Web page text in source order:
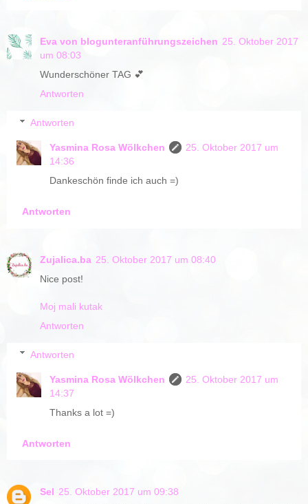
Eva von blogunteranführungszeichen 25. Oktober 2017
um 08:03
Wunderschöner TAG 💕
Antworten
Antworten
Yasmina Rosa Wölkchen
25. Oktober 2017 um
14:36
Dankeschön finde ich auch =)
Antworten
Zujalica.ba 25. Oktober 2017 um 08:40
Nice post!
Moj mali kutak
Antworten
Antworten
Yasmina Rosa Wölkchen
25. Oktober 2017 um
14:37
Thanks a lot =)
Antworten
Sel 25. Oktober 2017 um 09:38